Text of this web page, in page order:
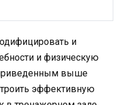
и
и физическую
приведенным выше
эффективную